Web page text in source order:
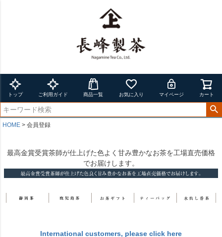
トップ ご利用ガイド 商品一覧 お気に入り マイページ カート
HOME 会員登録
最高金賞受賞茶師が仕上げた色よく甘み豊かなお茶を工場直売価格
でお届けします。
International customers, please click here